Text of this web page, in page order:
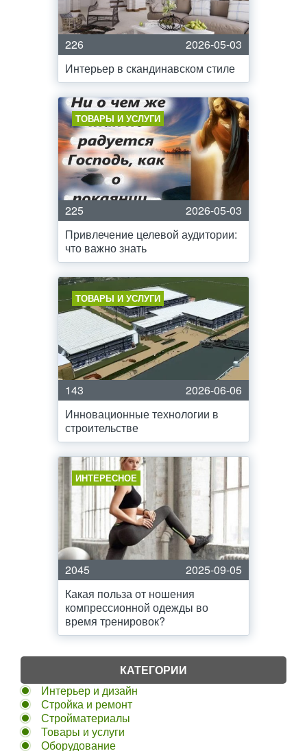
226
2026-05-03
Интерьер в скандинавском стиле
ТОВАРЫ И УСЛУГИ
225
2026-05-03
Привлечение целевой аудитории:
что важно знать
ТОВАРЫ И УСЛУГИ
143
2026-06-06
Инновационные технологии в
строительстве
ИНТЕРЕСНОЕ
2045
2025-09-05
Какая польза от ношения
компрессионной одежды во
время тренировок?
КАТЕГОРИИ
Интерьер и дизайн
Стройка и ремонт
Стройматериалы
Товары и услуги
Оборудование